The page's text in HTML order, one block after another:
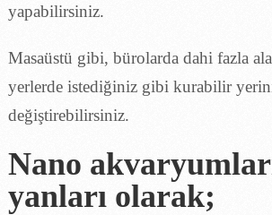
yapabilirsiniz.
Masaüstü gibi, bürolarda dahi fazla
yerlerde istediğiniz gibi kurabilir
değiştirebilirsiniz.
Nano
yanları olarak;